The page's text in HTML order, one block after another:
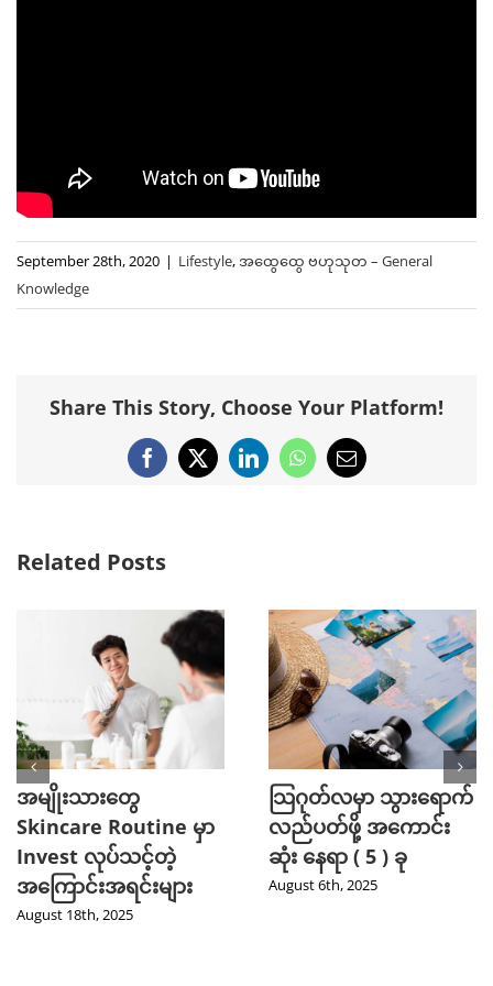
September 28th, 2020 | Lifestyle,အထွေထွေ ဗဟုသုတ – General
Knowledge
Share This Story, Choose Your Platform!
Facebook
X LinkedInWhatsApp
Email
Related Posts
အမျိုးသားတွေ
Skincare Routine မှာ
Invest လုပ်သင့်တဲ့
အကြောင်းအရင်းများ
August 18th, 2025
သြဂုတ်လမှာ သွားရောက်
လည်ပတ်ဖို့ အကောင်း
ဆုံး နေရာ ( 5 ) ခု
August 6th, 2025